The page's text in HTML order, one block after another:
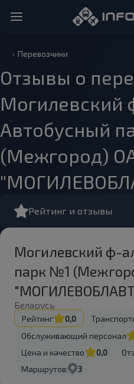
Перевозчики
Отзывы о
Могилевский
Автобусный
(Межгород)
Рейтинг и отзывы
Могилевский ф-
парк №1
Беларусь
Рейтинг 0,0
Обслуживающий персонал
Цена и качество
0,0
Маршрутов:
3